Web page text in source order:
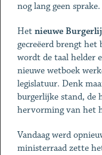
nog lang geen sprake.
Het nieuwe
gecreëerd brengt
wordt de taal helder
nieuwe wetboek
legislatuur. Denk
burgerlijke stand, de
hervorming van het
Vandaag werd
ministerraad zette